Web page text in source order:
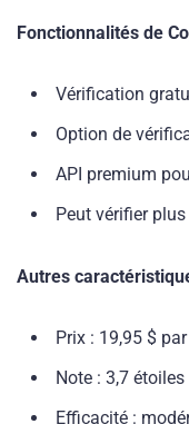
Fonctionnalités de
Vérification
Option de
API premium
Peut vérifier
Autres
Prix : 19,95 $
Note : 3,7 étoiles
Efficacité :